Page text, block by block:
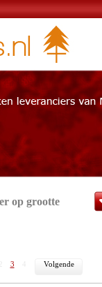
op grootte
3 Volgende